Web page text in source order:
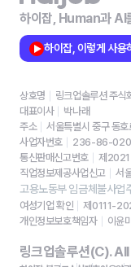
하이잡, Human과 AI
하이잡, 이렇게 사용
상호명
링크업솔루션 주식
대표이사
박나래
주소
서울특별시 중구 동
사업자번호
236-86-
통신판매신고번호
제
직업정보제공사업신고
서
고용노동부 임금체불사업
여성기업 확인
제0111-
개인정보보호책임자
이윤미
링크업솔루션(C).